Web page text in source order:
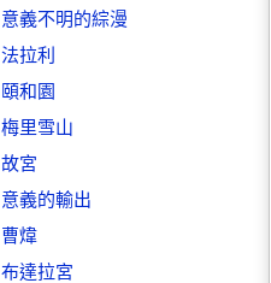
意義不明的綜漫
法拉利
頤和園
梅里雪山
故宮
意義的輸出
曹煒
布達拉宮